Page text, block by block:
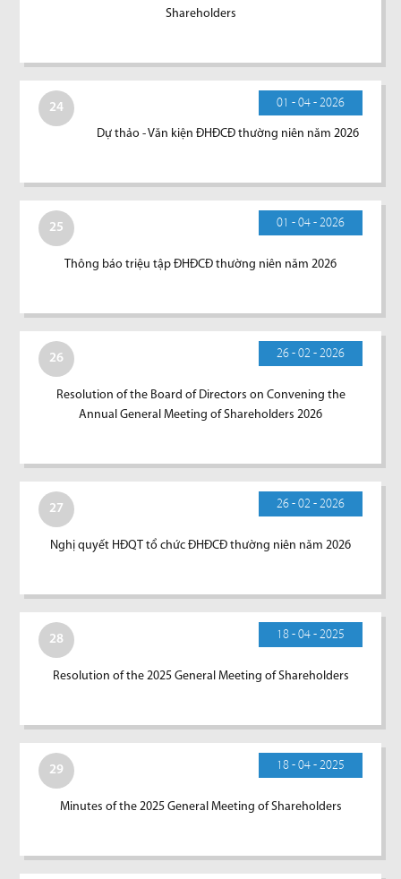
Shareholders
24 01 - 04 - 2026
Dự thảo - Văn kiện ĐHĐCĐ thường niên năm 2026
25 01 - 04 - 2026
Thông báo triệu tập ĐHĐCĐ thường niên năm 2026
26 26 - 02 - 2026
Resolution of the Board of Directors on Convening the
Annual General Meeting of Shareholders 2026
27 26 - 02 - 2026
Nghị quyết HĐQT tổ chức ĐHĐCĐ thường niên năm 2026
28 18 - 04 - 2025
Resolution of the 2025 General Meeting of Shareholders
29 18 - 04 - 2025
Minutes of the 2025 General Meeting of Shareholders